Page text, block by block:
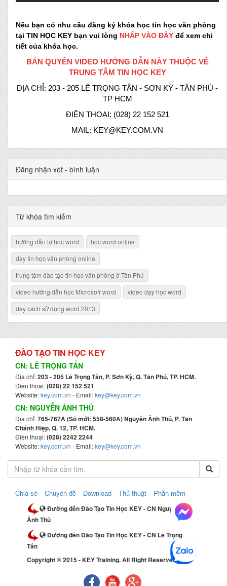
Nếu bạn có nhu cầu đăng ký khóa học tin học văn phòng
tại TIN HỌC KEY bạn vui lòng NHẤP VÀO ĐÂY để xem chi
tiết của khóa học.
BẢN QUYỀN VIDEO HƯỚNG DẪN NÀY THUỘC VỀ
TRUNG TÂM TIN HỌC KEY
ĐỊA CHỈ: 203 - 205 LÊ TRỌNG TẤN - SƠN KỲ - TÂN PHÚ -
TP HCM
ĐIỆN THOẠI: (028) 22 152 521
MAIL: KEY@KEY.COM.VN
Đăng nhận xét - bình luận
Từ khóa tìm kiếm
hướng dẫn tự hoc word
học word online
dạy tin học văn phòng online
trung tâm đào tạo tin học văn phòng ở Tân Phú
video hướng dẫn học Microsofr word
video dạy học word
dạy cách sử dụng word 2013
ĐÀO TẠO TIN HỌC KEY
CN: LÊ TRỌNG TẤN
Địa chỉ:203 - 205 Lê Trọng Tấn, P. Sơn Kỳ, Q. Tân Phú, TP. HCM.
Điện thoại:(028) 22 152 521
Website:key.com.vn - Email:key@key.com.vn
CN: NGUYỄN ẢNH THỦ
Địa chỉ:765-767A (Số mới: 558-560A) Nguyễn Ảnh Thủ, P. Tân
Chánh Hiệp, Q. 12, TP. HCM.
Điện thoại:(028) 2242 2244
Website:key.com.vn - Email:key@key.com.vn
Chia sẻ Chuyên đề Download Thủ thuật Phần mềm
Đường đến Đào Tạo Tin Học KEY - CN Nguyễn
Ảnh Thủ
Đường đến Đào Tạo Tin Học KEY - CN Lê Trọng
Tấn
Copyright © 2015 - KEY Training. All Right Reserved.